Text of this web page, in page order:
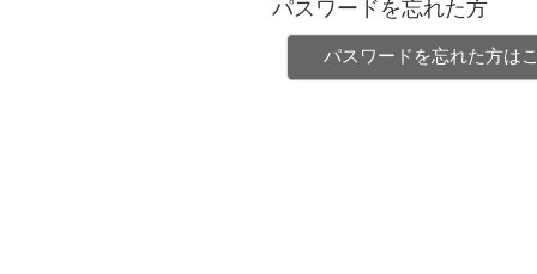
パスワードを忘れた方
パスワードを忘れた方は